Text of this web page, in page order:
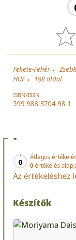
Fekete-Fehér
HUF
198oldal
ISBN/ISSN
599-988-3704-98-1
-
0
Átlagos értékelés
0értékelés
Az értékeléshez
Készítők